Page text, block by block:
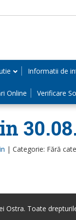
Informatii de
Online Verificare
| Categorie: Fără
Ostra. Toate